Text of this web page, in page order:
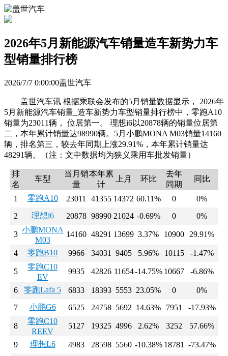
2026年5月新能源汽车销量造车新势力车
型销量排行榜
2026/7/7 0:00:00盖世汽车
盖世汽车讯 根据乘联会发布的5月销量数据显示， 2026年
5月新能源汽车销量_造车新势力车型销量排行榜中，零跑A10
销量为23011辆， 位居第一。 理想i6以20878辆的销量位居第
二，本年累计销量达98990辆。5月小鹏MONA M03销量14160
辆，排名第三，较去年同期上涨29.91%，本年累计销量达
48291辆。（注：文中数据均为狭义乘用车批发销量）
排
名
车型
当月销
量
本年累
计
上月 环比
去年
同期
同比
1 零跑A10 23011 41355 14372 60.11% 0
0%
2
理想i6 20878 98990 21024 -0.69% 0 0%
3
小鹏MONA
M03
14160 48291 13699 3.37% 10900 29.91%
4 零跑B10 9966 34031 9405 5.96% 10115 -1.47%
5
零跑C10
EV
9935 42826 11654-14.75% 10667 -6.86%
6 零跑Lafa 5 6833 18393 5553 23.05% 0
0%
7
小鹏G6 6525 24758 5692 14.63% 7951 -17.93%
8
零跑C10
REEV
5127 19325 4996 2.62% 3252 57.66%
9 理想L6 4983 28598 5560 -10.38% 18781
-73.47%